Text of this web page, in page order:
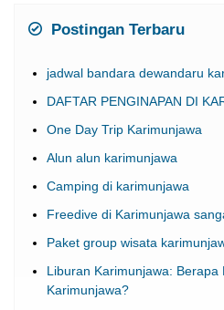
Postingan Terbaru
jadwal bandara dewandaru
DAFTAR PENGINAPAN DI
One Day Trip Karimunjawa
Alun alun karimunjawa
Camping di karimunjawa
Freedive di Karimunjawa
Paket group wisata
Liburan Karimunjawa:
Karimunjawa?